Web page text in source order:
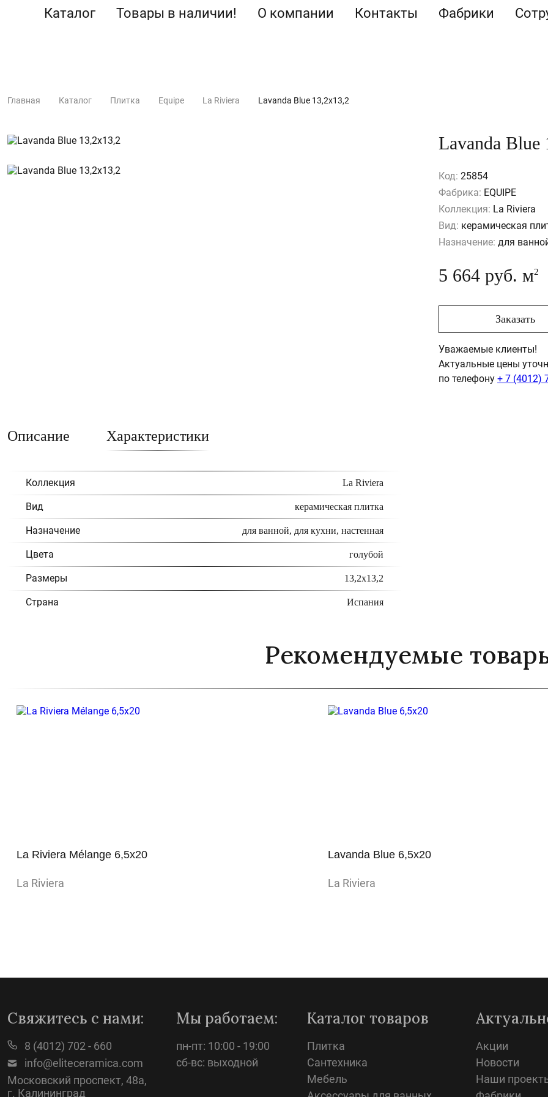
Каталог Товары в наличии! О компании Контакты Фабрики
Главная Каталог Плитка Equipe La Riviera Lavanda Blue 13,2x13,2
Lavanda Blue
Код: 25854
Фабрика: EQUIPE
Коллекция: La Riviera
Вид: керамическая
Назначение: для
5 664 руб. м2
Заказать
Уважаемые клиенты!
Актуальные цены
по телефону + 7 (4012)
Описание Характеристики
Коллекция La Riviera
Вид керамическая плитка
Назначение для ванной, для кухни, настенная
Цвета голубой
Размеры 13,2х13,2
Страна Испания
Рекомендуемые
La Riviera Mélange 6,5x20
La Riviera
Lavanda Blue 6,5x20
La Riviera
Свяжитесь с нами:
8 (4012) 702 - 660
info@eliteceramica.com
Московский проспект, 48а,
г. Калининград
Мы работаем:
пн-пт: 10:00 - 19:00
сб-вс: выходной
Каталог товаров
Плитка
Сантехника
Мебель
Акции
Новости
Наши